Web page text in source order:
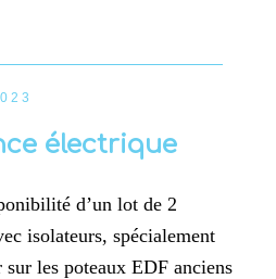
électrique
d’un lot de 2
isolateurs, spécialement
sur les poteaux EDF anciens